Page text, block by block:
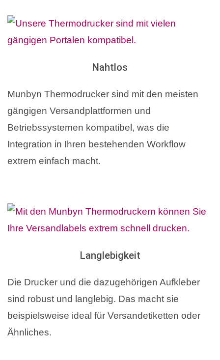
Nahtlos
Munbyn Thermodrucker sind mit den meisten
gängigen Versandplattformen und
Betriebssystemen kompatibel, was die
Integration in Ihren bestehenden Workflow
extrem einfach macht.
Langlebigkeit
Die Drucker und die dazugehörigen Aufkleber
sind robust und langlebig. Das macht sie
beispielsweise ideal für Versandetiketten oder
Ähnliches.